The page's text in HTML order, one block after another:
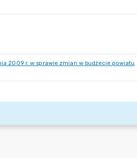
2009 r. w sprawie zmian w budżecie powiatu